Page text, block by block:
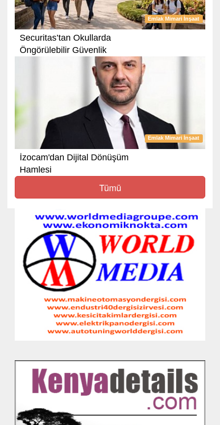
Emlak Mimari İnşaat
Securitas’tan Okullarda
Öngörülebilir Güvenlik
Emlak Mimari İnşaat
İzocam'dan Dijital Dönüşüm
Hamlesi
Tümü